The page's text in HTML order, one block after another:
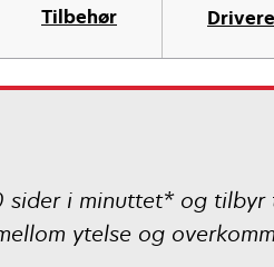
Tilbehør
sider i minuttet* og
ytelse og